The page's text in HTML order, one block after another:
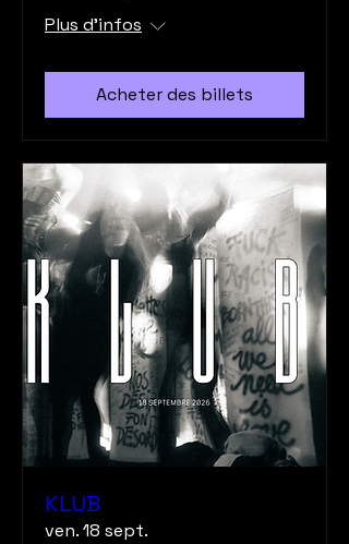
Plus d'infos
Acheter des billets
KLUB
ven. 18 sept.